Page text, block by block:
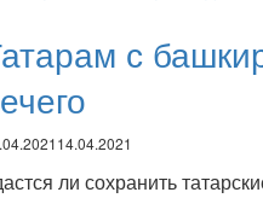
с
14.04.2021
ли сохранить